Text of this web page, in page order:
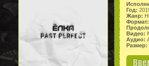
Год:
Жанр:
Формат:
Видео:
Аудио:
Размер: